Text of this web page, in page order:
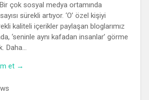
Bir çok sosyal medya ortamında
sürekli artıyor. ‘O’ özel kişiyi
kaliteli içerikler paylaşan bloglarımız
‘seninle aynı kafadan insanlar’ görme
Daha…
et →